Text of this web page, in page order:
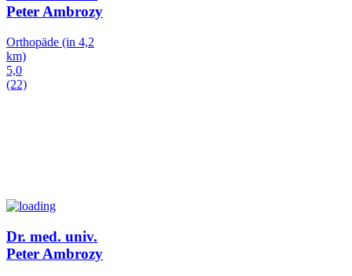
Peter Ambrozy
Orthopäde (in 4,2
km)
5,0
(22)
Dr. med. univ.
Peter Ambrozy